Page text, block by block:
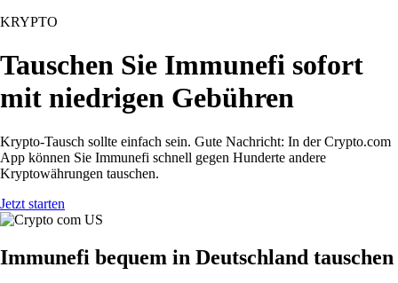
KRYPTO
Tauschen Sie Immunefi sofort
mit niedrigen Gebühren
Krypto-Tausch sollte einfach sein. Gute Nachricht: In der Crypto.com
App können Sie Immunefi schnell gegen Hunderte andere
Kryptowährungen tauschen.
Jetzt starten
Immunefi bequem in Deutschland tauschen